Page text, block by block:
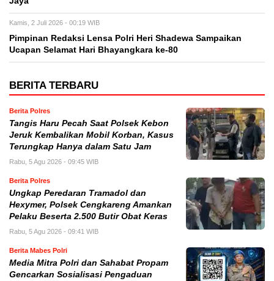
Kamis, 2 Juli 2026 - 00:19 WIB
Pimpinan Redaksi Lensa Polri Heri Shadewa Sampaikan
Ucapan Selamat Hari Bhayangkara ke-80
BERITA TERBARU
Berita Polres
Tangis Haru Pecah Saat Polsek Kebon
Jeruk Kembalikan Mobil Korban, Kasus
Terungkap Hanya dalam Satu Jam
Rabu, 5 Agu 2026 - 09:45 WIB
Berita Polres
Ungkap Peredaran Tramadol dan
Hexymer, Polsek Cengkareng Amankan
Pelaku Beserta 2.500 Butir Obat Keras
Rabu, 5 Agu 2026 - 09:41 WIB
Berita Mabes Polri
Media Mitra Polri dan Sahabat Propam
Gencarkan Sosialisasi Pengaduan